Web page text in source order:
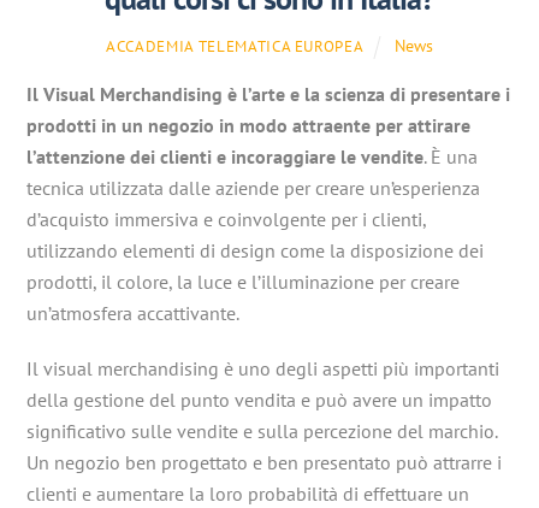
ACCADEMIA TELEMATICA EUROPEA News
Il Visual Merchandising è l’arte e la scienza di presentare i
prodotti in un negozio in modo attraente per attirare
l’attenzione dei clienti e incoraggiare le vendite. È una
tecnica utilizzata dalle aziende per creare un’esperienza
d’acquisto immersiva e coinvolgente per i clienti,
utilizzando elementi di design come la disposizione dei
prodotti, il colore, la luce e l’illuminazione per creare
un’atmosfera accattivante.
Il visual merchandising è uno degli aspetti più importanti
della gestione del punto vendita e può avere un impatto
significativo sulle vendite e sulla percezione del marchio.
Un negozio ben progettato e ben presentato può attrarre i
clienti e aumentare la loro probabilità di effettuare un